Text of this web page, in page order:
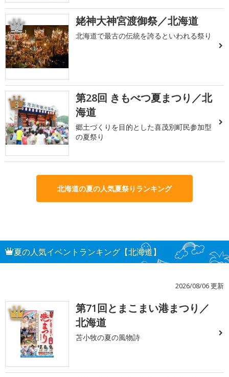
2 姥神大神宮渡御祭／北海道
北海道で最古の伝統を誇るといわれる祭り
3
第28回 きもべつ夏まつり／北
海道
郷土づくりを目的とした喜茂別町民参加型
の夏祭り
北海道の夏の人気夏祭りランキング
夏の人気イベントランキング【北海道】
2026/08/06 更新
1
第71回とまこまい港まつり／
北海道
苫小牧の夏の風物詩